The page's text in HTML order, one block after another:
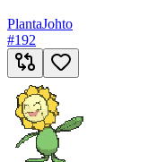
PlantaJohto
#192